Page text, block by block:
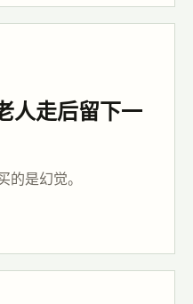
人走后留下一
是幻觉。